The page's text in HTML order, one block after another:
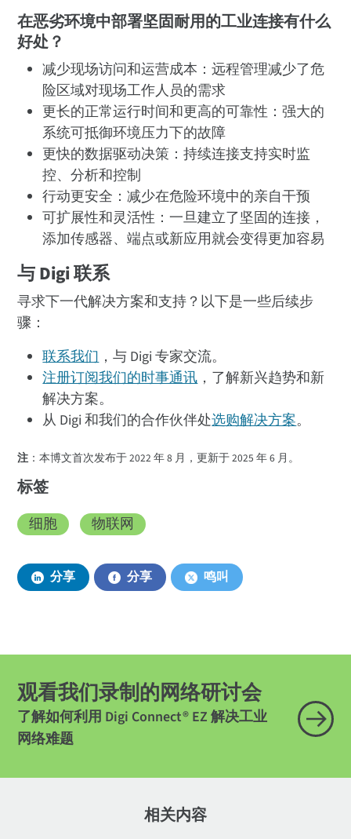
在恶劣环境中部署坚固耐用的工业连接有什么
好处？
减少现场访问和运营成本：远程管理减少了危
险区域对现场工作人员的需求
更长的正常运行时间和更高的可靠性：强大的
系统可抵御环境压力下的故障
更快的数据驱动决策：持续连接支持实时监
控、分析和控制
行动更安全：减少在危险环境中的亲自干预
可扩展性和灵活性：一旦建立了坚固的连接，
添加传感器、端点或新应用就会变得更加容易
与 Digi 联系
寻求下一代解决方案和支持？以下是一些后续步
骤：
联系我们，与 Digi 专家交流。
注册订阅我们的时事通讯，了解新兴趋势和新
解决方案。
从 Digi 和我们的合作伙伴处选购解决方案。
注 ：本博文首次发布于 2022 年 8 月，更新于 2025 年 6 月。
标签
细胞 物联网
分享 分享 鸣叫
观看我们录制的网络研讨会
了解如何利用 Digi Connect® EZ 解决工业
网络难题
相关内容